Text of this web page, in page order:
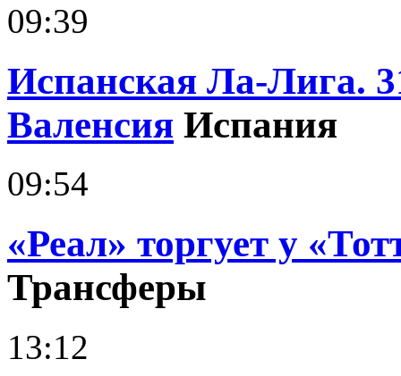
09:39
Испанская Ла-Лига.
Валенсия Испания
09:54
«Реал» торгует у
Трансферы
13:12